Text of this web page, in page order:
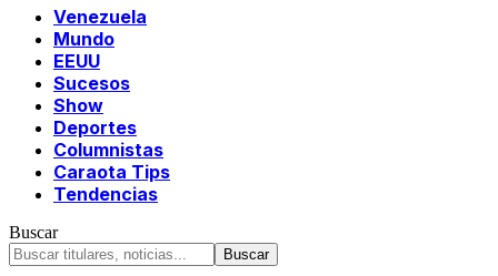
Venezuela
Mundo
EEUU
Sucesos
Show
Deportes
Columnistas
Caraota Tips
Tendencias
Buscar